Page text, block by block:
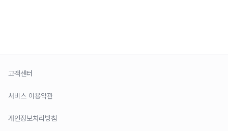
고객센터
서비스 이용약관
개인정보처리방침